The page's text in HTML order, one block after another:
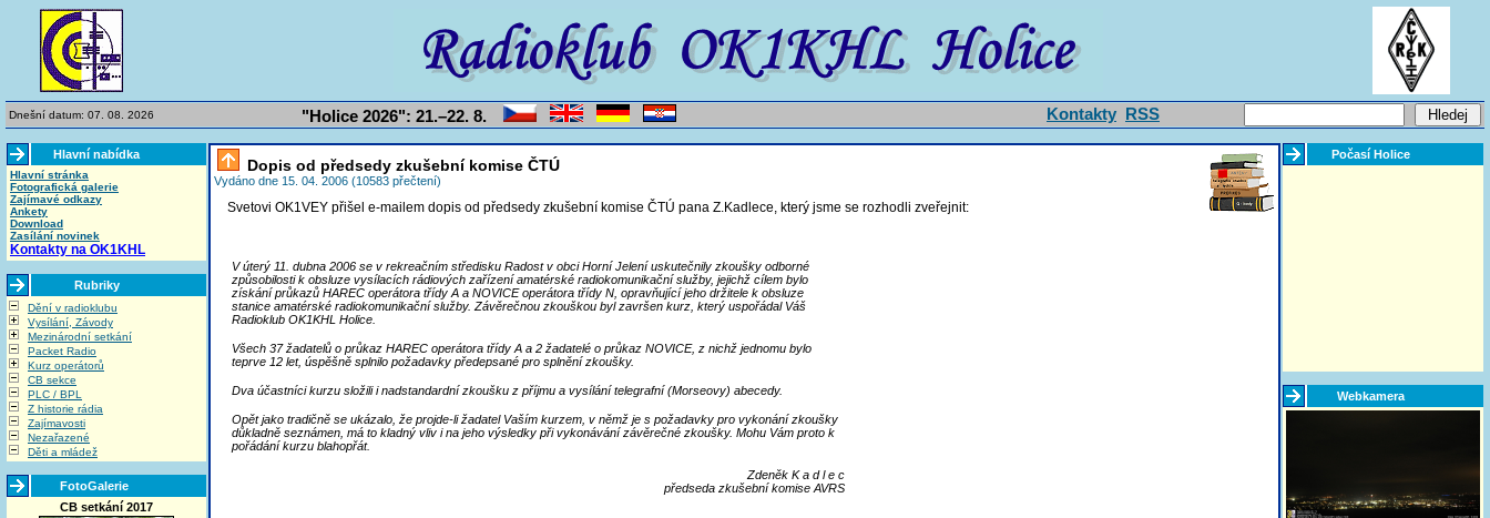
Dnešní datum: 07. 08. 2026 "Holice 2026": 21.–22. 8. Kontakty RSS
Hlavní nabídka
Hlavní stránka
Fotografická galerie
Zajímavé odkazy
Ankety
Download
Zasílání novinek
Kontakty na OK1KHL
Rubriky
Dění v radioklubu
Vysílání, Závody
Mezinárodní setkání
Packet Radio
Kurz operátorů
CB sekce
PLC / BPL
Z historie rádia
Zajímavosti
Nezařazené
Děti a mládež
FotoGalerie
CB setkání 2017
Dopis od předsedy zkušební komise ČTÚ
Vydáno dne 15. 04. 2006 (10583 přečtení)
Svetovi OK1VEY přišel e-mailem dopis od předsedy zkušební komise ČTÚ pana Z.Kadlece, který jsme se rozhodli zveřejnit:
V úterý 11. dubna 2006 se v rekreačním středisku Radost v obci Horní Jelení uskutečnily zkoušky odborné
způsobilosti k obsluze vysílacích rádiových zařízení amatérské radiokomunikační služby, jejichž cílem bylo
získání průkazů HAREC operátora třídy A a NOVICE operátora třídy N, opravňující jeho držitele k obsluze
stanice amatérské radiokomunikační služby. Závěrečnou zkouškou byl završen kurz, který uspořádal Váš
Radioklub OK1KHL Holice.
Všech 37 žadatelů o průkaz HAREC operátora třídy A a 2 žadatelé o průkaz NOVICE, z nichž jednomu bylo
teprve 12 let, úspěšně splnilo požadavky předepsané pro splnění zkoušky.
Dva účastníci kurzu složili i nadstandardní zkoušku z příjmu a vysílání telegrafní (Morseovy) abecedy.
Opět jako tradičně se ukázalo, že projde-li žadatel Vaším kurzem, v němž je s požadavky pro vykonání zkoušky
důkladně seznámen, má to kladný vliv i na jeho výsledky při vykonávání závěrečné zkoušky. Mohu Vám proto k
pořádání kurzu blahopřát.
Zdeněk K a d l e c
předseda zkušební komise AVRS
Počasí Holice
Webkamera